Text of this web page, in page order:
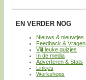
EN VERDER NOG
Nieuws & nieuwtjes
Feedback & Vragen
Vijf leuke quizjes
In de media
Adverteren & Stats
Linkjes
Workshops